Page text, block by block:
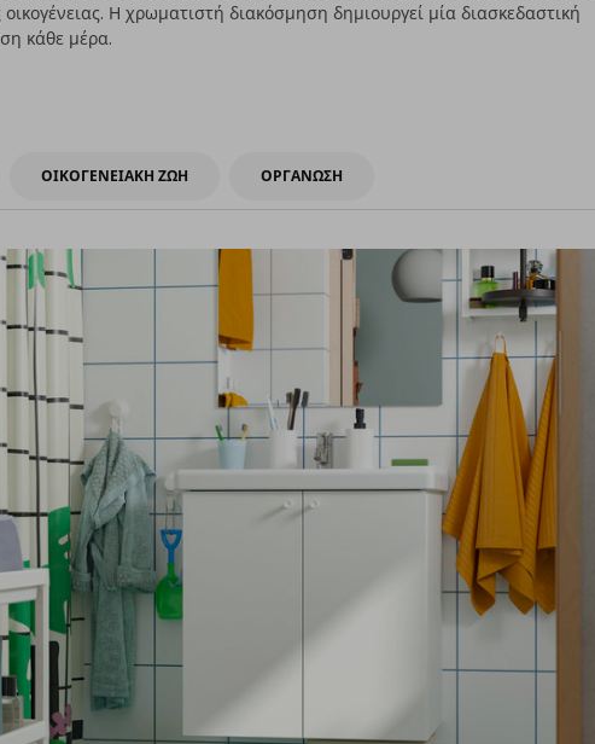
Η χρωματιστή διακόσμηση δημιουργεί μία διασκεδαστική
κάθε μέρα.
ΟΙΚΟΓΕΝΕΙΑΚΗ ΖΩΗ ΟΡΓΑΝΩΣΗ